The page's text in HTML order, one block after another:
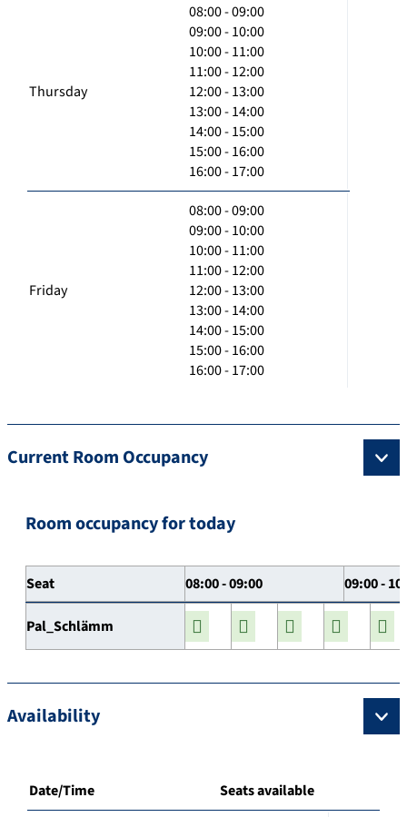
Thursday
08:00 - 09:00
09:00 - 10:00
10:00 - 11:00
11:00 - 12:00
12:00 - 13:00
13:00 - 14:00
14:00 - 15:00
15:00 - 16:00
16:00 - 17:00
Friday
08:00 - 09:00
09:00 - 10:00
10:00 - 11:00
11:00 - 12:00
12:00 - 13:00
13:00 - 14:00
14:00 - 15:00
15:00 - 16:00
16:00 - 17:00
Current Room Occupancy
Room occupancy for today
Seat 08:00 - 09:00 09:00 -
Pal_Schlämm
Availability
Date/Time Seats available